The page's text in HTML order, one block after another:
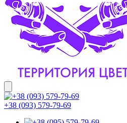
+38 (093) 579-79-69